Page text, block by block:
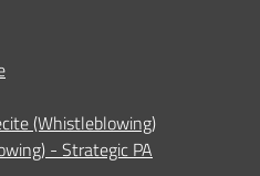
(Whistleblowing)
- Strategic PA